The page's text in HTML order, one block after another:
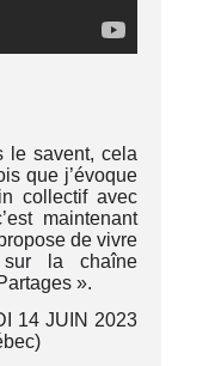
le savent, cela
que j’évoque
collectif avec
maintenant
de vivre
sur la chaîne
».
14 JUIN 2023